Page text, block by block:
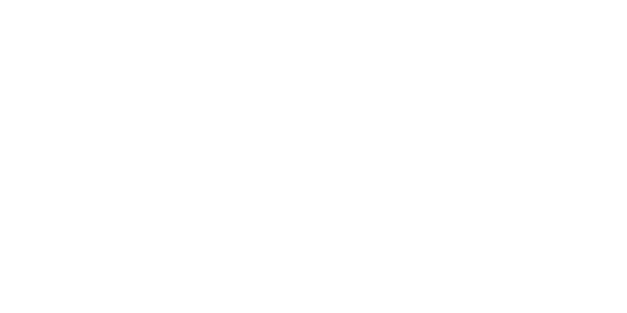
pláž 100 m od hotelu, lehátka a slunečníky za poplatek.
spojení linkovým autobusem).